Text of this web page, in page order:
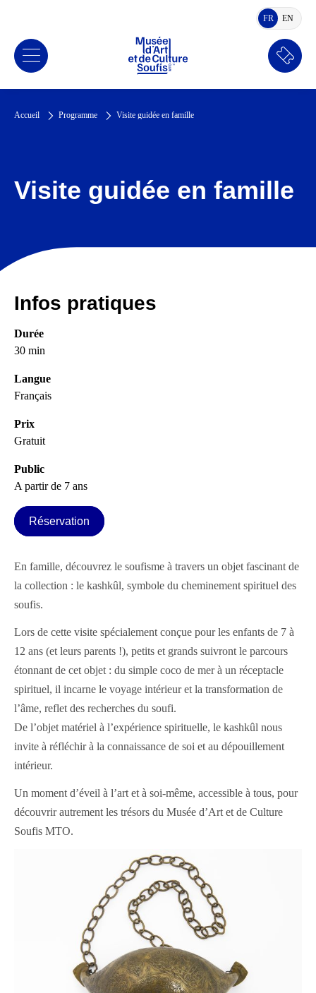
FRFRANÇAIS
EN
Accueil Programme Visite guidée en famille
Visite guidée en famille
Infos pratiques
Durée
30 min
Langue
Français
Prix
Gratuit
Public
A partir de 7 ans
Réservation
En famille, découvrez le soufisme à travers un objet fascinant de
la collection : le kashkûl, symbole du cheminement spirituel des
soufis.
Lors de cette visite spécialement conçue pour les enfants de 7 à
12 ans (et leurs parents !), petits et grands suivront le parcours
étonnant de cet objet : du simple coco de mer à un réceptacle
spirituel, il incarne le voyage intérieur et la transformation de
l’âme, reflet des recherches du soufi.
De l’objet matériel à l’expérience spirituelle, le kashkûl nous
invite à réfléchir à la connaissance de soi et au dépouillement
intérieur.
Un moment d’éveil à l’art et à soi-même, accessible à tous, pour
découvrir autrement les trésors du Musée d’Art et de Culture
Soufis MTO.